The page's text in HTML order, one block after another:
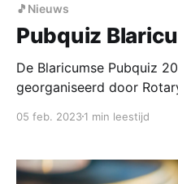
🎵Nieuws
Pubquiz
De Blaricumse Pubquiz
georganiseerd door
pubquiz er weer.
05 feb. 20231 min leestijd